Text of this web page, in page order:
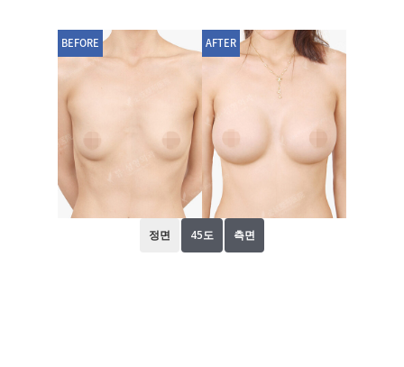
BEFORE AFTER